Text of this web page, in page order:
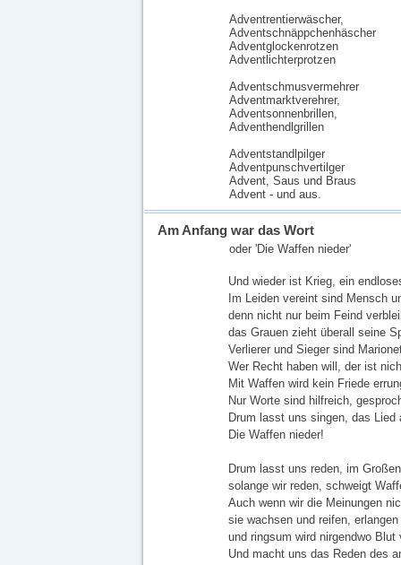
Adventrentierwäscher,
Adventschnäppchenhäscher
Adventglockenrotzen
Adventlichterprotzen
Adventschmusvermehrer
Adventmarktverehrer,
Adventsonnenbrillen,
Adventhendlgrillen
Adventstandlpilger
Adventpunschvertilger
Advent, Saus und Braus
Advent - und aus.
Am Anfang war das Wort
oder 'Die Waffen nieder'
Und wieder ist Krieg, ein
Im Leiden vereint sind Mensch
denn nicht nur beim Feind
das Grauen zieht überall seine
Verlierer und Sieger sind
Wer Recht haben will, der ist
Mit Waffen wird kein Friede
Nur Worte sind hilfreich,
Drum lasst uns singen, das Lied
Die Waffen nieder!
Drum lasst uns reden, im
solange wir reden, schweigt
Auch wenn wir die Meinungen
sie wachsen und reifen,
und ringsum wird nirgendwo Blut
Und macht uns das Reden des